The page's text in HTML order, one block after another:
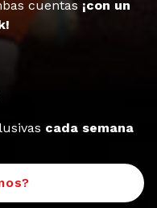
cuentas ¡con un
cada semana